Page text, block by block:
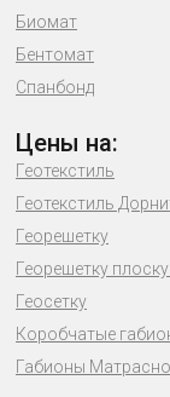
Биомат
Бентомат
Спанбонд
Цены на:
Геотекстиль
Геотекстиль
Георешетку
Георешетку
Геосетку
Коробчатые
Габионы